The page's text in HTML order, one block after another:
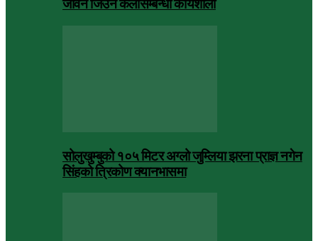
जीवन जिउने कलासम्बन्धी कार्यशाला
सोलुखुम्बुको १०५ मिटर अग्लो जुम्लिया झरना प्राज्ञ नगेन
सिंहको त्रिकोण क्यानभासमा